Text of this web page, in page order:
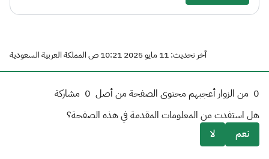
آخر تحديث: 11 مايو 2025 10:21 ص المملكة العربية السعودية
0 من الزوار أعجبهم محتوى الصفحة من أصل 0 مشاركة
هل استفدت من المعلومات المقدمة في هذه الصفحة؟
نعم
لا